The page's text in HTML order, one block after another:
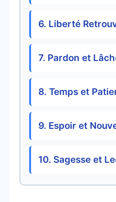
6. Liberté
7. Pardon et
8. Temps et
9. Espoir et
10. Sagesse et